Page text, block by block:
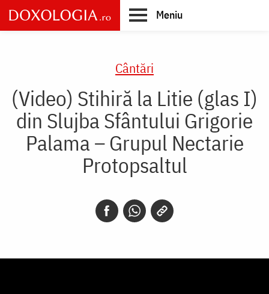
Skip
to
main
Meniu
Cântări
(Video) Stihiră la Litie (glas I)
din Slujba Sfântului Grigorie
Palama – Grupul Nectarie
Protopsaltul